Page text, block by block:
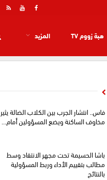
هبة زووم TV المزيد
فاس.. انتشار الجرب بين الكلاب الضالة يثير
مخاوف الساكنة ويضع المسؤولين أمام…
باشا الحسيمة تحت مجهر الانتقاد وسط
مطالب بتقييم الأداء وربط المسؤولية
بالنتائج